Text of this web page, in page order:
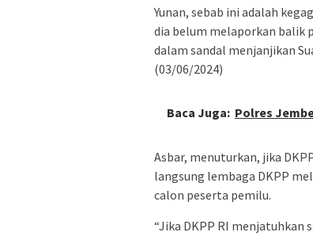
Yunan, sebab ini adalah
dia belum melaporkan balik
dalam sandal menjanjikan
(03/06/2024)
Baca Juga: Polres
Asbar, menuturkan, jika
langsung lembaga DKPP
calon peserta pemilu.
“Jika DKPP RI menjatuhkan